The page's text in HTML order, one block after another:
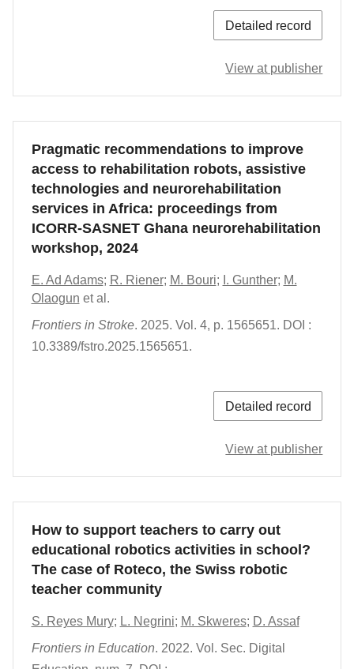
Detailed record
View at publisher
Pragmatic recommendations to improve
access to rehabilitation robots, assistive
technologies and neurorehabilitation
services in Africa: proceedings from
ICORR-SASNET Ghana neurorehabilitation
workshop, 2024
E. Ad Adams; R. Riener; M. Bouri; I. Gunther; M.
Olaogun et al.
Frontiers in Stroke. 2025. Vol. 4, p. 1565651. DOI :
10.3389/fstro.2025.1565651.
Detailed record
View at publisher
How to support teachers to carry out
educational robotics activities in school?
The case of Roteco, the Swiss robotic
teacher community
S. Reyes Mury; L. Negrini; M. Skweres; D. Assaf
Frontiers in Education. 2022. Vol. Sec. Digital